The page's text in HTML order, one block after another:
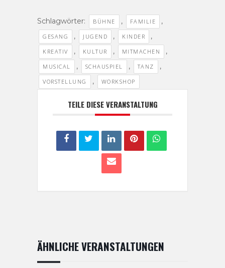
Schlagwörter: BÜHNE , FAMILIE ,
GESANG , JUGEND , KINDER ,
KREATIV , KULTUR , MITMACHEN ,
MUSICAL , SCHAUSPIEL , TANZ ,
VORSTELLUNG , WORKSHOP
TEILE DIESE VERANSTALTUNG
ÄHNLICHE VERANSTALTUNGEN